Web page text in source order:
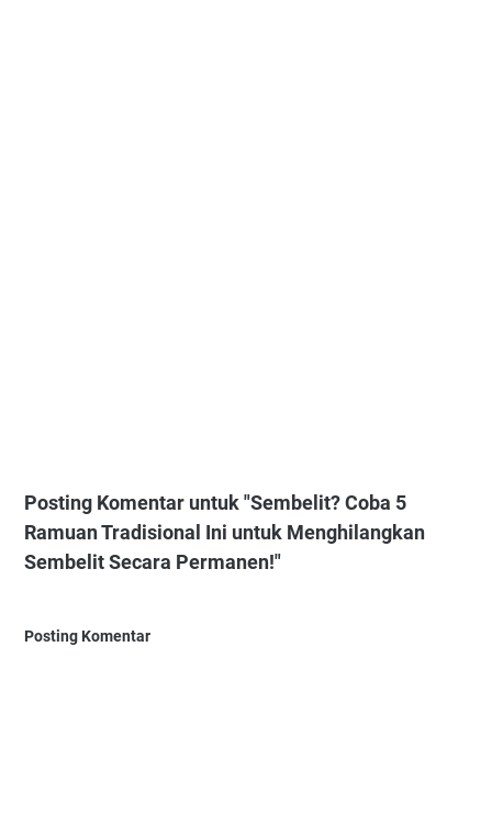
Posting Komentar untuk "Sembelit? Coba 5
Ramuan Tradisional Ini untuk Menghilangkan
Sembelit Secara Permanen!"
Posting Komentar